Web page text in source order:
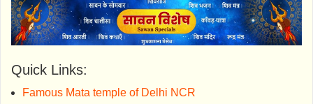
Quick Links:
Famous Mata temple of Delhi NCR